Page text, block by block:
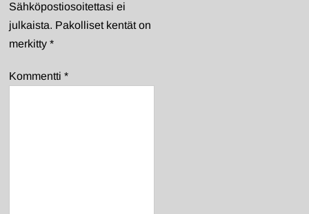
Sähköpostiosoitettasi ei
julkaista. Pakolliset kentät on
merkitty*
Kommentti*